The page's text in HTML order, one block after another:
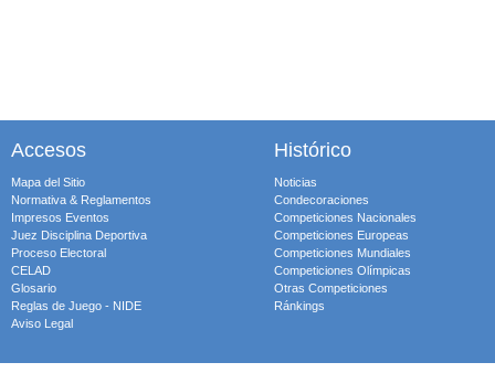
Accesos
Mapa del Sitio
Normativa & Reglamentos
Impresos Eventos
Juez Disciplina Deportiva
Proceso Electoral
CELAD
Glosario
Reglas de Juego - NIDE
Aviso Legal
Histórico
Noticias
Condecoraciones
Competiciones Nacionales
Competiciones Europeas
Competiciones Mundiales
Competiciones Olímpicas
Otras Competiciones
Ránkings